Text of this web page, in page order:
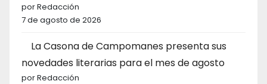
por Redacción
7 de agosto de 2026
La Casona de Campomanes presenta sus
novedades literarias para el mes de agosto
por Redacción